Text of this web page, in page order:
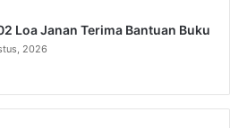
Loa Janan Terima Bantuan Buku
2026